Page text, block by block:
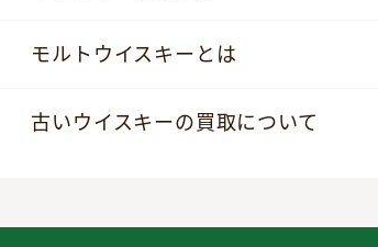
モルトウイスキーとは
古いウイスキーの買取について